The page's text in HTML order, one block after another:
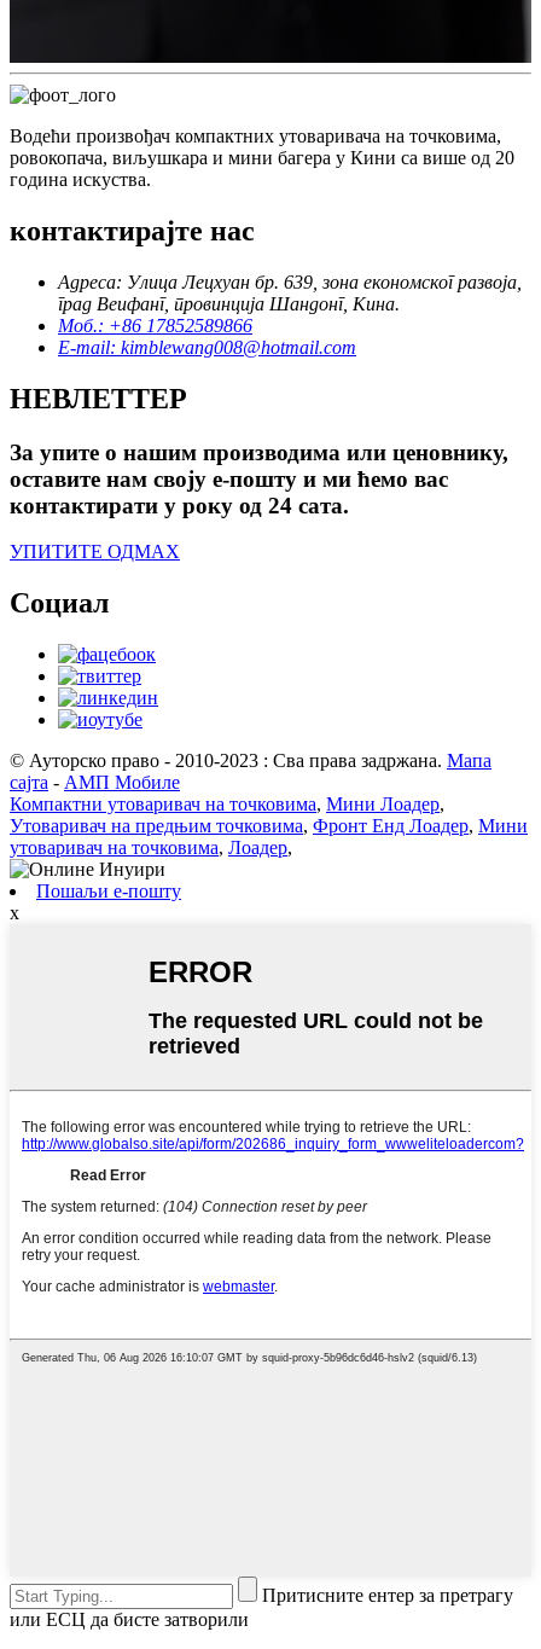
Водећи произвођач компактних утоваривача на точковима,
ровокопача, виљушкара и мини багера у Кини са више од 20
година искуства.
контактирајте нас
Адреса: Улица Лецхуан бр. 639, зона економског развоја,
град Веифанг, провинција Шандонг, Кина.
Моб.: +86 17852589866
E-mail: kimblewang008@hotmail.com
НЕВЛЕТТЕР
За упите о нашим производима или ценовнику,
оставите нам своју е-пошту и ми ћемо вас
контактирати у року од 24 сата.
УПИТИТЕ ОДМАХ
Социал
© Ауторско право - 2010-2023 : Сва права задржана. Мапа
сајта - АМП Мобиле
Компактни утоваривач на точковима, Мини Лоадер,
Утоваривач на предњим точковима, Фронт Енд Лоадер, Мини
утоваривач на точковима, Лоадер,
Пошаљи е-пошту
x
Притисните ентер за претрагу
или ЕСЦ да бисте затворили